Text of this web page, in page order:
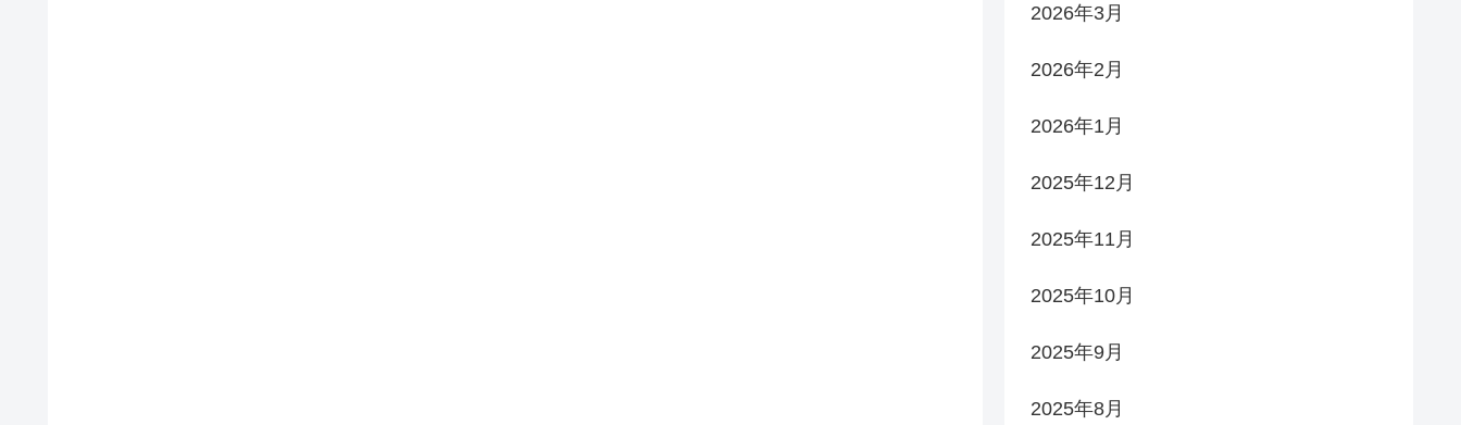
2026年3月
2026年2月
2026年1月
2025年12月
2025年11月
2025年10月
2025年9月
2025年8月